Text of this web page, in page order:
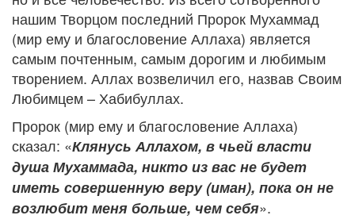
нашим Творцом последний Пророк Мухаммад
(мир ему и благословение Аллаха) является
самым почтенным, самым дорогим и любимым
творением. Аллах возвеличил его, назвав Своим
Любимцем – Хабибуллах.
Пророк (мир ему и благословение Аллаха)
сказал: «Клянусь Аллахом, в чьей власти
душа Мухаммада, никто из вас не будет
иметь совершенную веру (иман), пока он не
возлюбит меня больше, чем себя».